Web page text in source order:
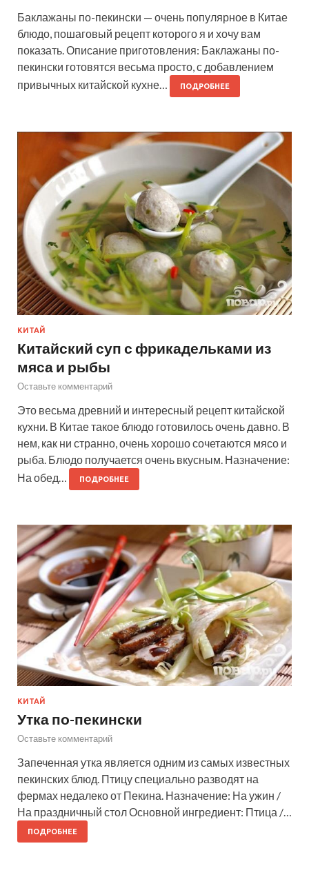
Баклажаны по-пекински — очень популярное в Китае
блюдо, пошаговый рецепт которого я и хочу вам
показать. Описание приготовления: Баклажаны по-
пекински готовятся весьма просто, с добавлением
привычных китайской кухне…
ПОДРОБНЕЕ
КИТАЙ
Китайский суп с фрикадельками из
мяса и рыбы
Оставьте комментарий
Это весьма древний и интересный рецепт китайской
кухни. В Китае такое блюдо готовилось очень давно. В
нем, как ни странно, очень хорошо сочетаются мясо и
рыба. Блюдо получается очень вкусным. Назначение:
На обед…
ПОДРОБНЕЕ
КИТАЙ
Утка по-пекински
Оставьте комментарий
Запеченная утка является одним из самых известных
пекинских блюд. Птицу специально разводят на
фермах недалеко от Пекина. Назначение: На ужин /
На праздничный стол Основной ингредиент: Птица /…
ПОДРОБНЕЕ